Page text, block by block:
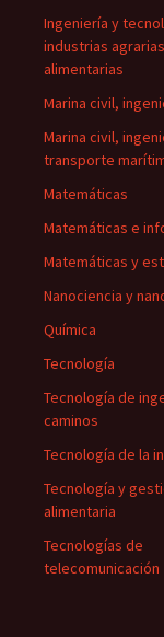
Ingeniería y
industrias
alimentarias
Marina civil,
Marina civil,
transporte
Matemáticas
Matemáticas e
Matemáticas y
Nanociencia y
Química
Tecnología
Tecnología de
caminos
Tecnología de la
Tecnología y
alimentaria
Tecnologías de
telecomunicación